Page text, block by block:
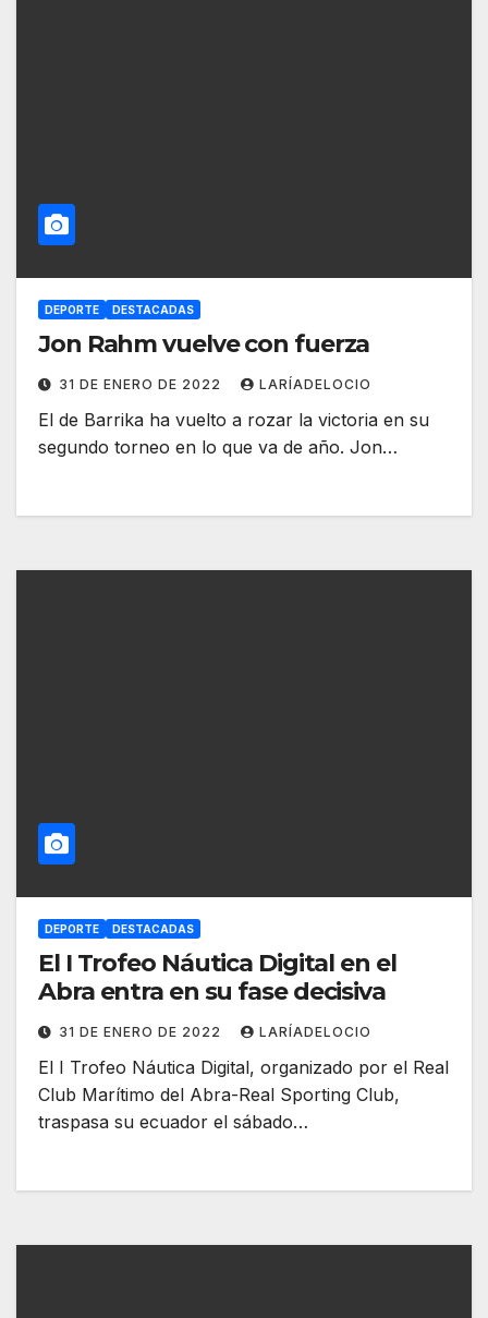
DEPORTE DESTACADAS
Jon Rahm vuelve con fuerza
31 DE ENERO DE 2022 LARÍADELOCIO
El de Barrika ha vuelto a rozar la victoria en su
segundo torneo en lo que va de año. Jon…
DEPORTE DESTACADAS
El I Trofeo Náutica Digital en el
Abra entra en su fase decisiva
31 DE ENERO DE 2022 LARÍADELOCIO
El I Trofeo Náutica Digital, organizado por el Real
Club Marítimo del Abra-Real Sporting Club,
traspasa su ecuador el sábado…